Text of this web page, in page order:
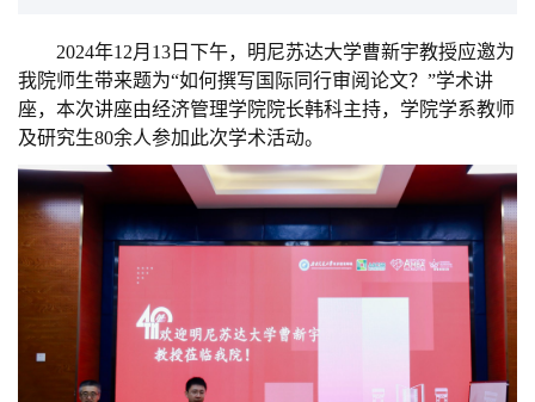
2024年12月13日下午，明尼苏达大学曹新宇教授应邀为
我院师生带来题为“如何撰写国际同行审阅论文？”学术讲
座， 本次讲座由经济管理学院院长韩科主持，学院学系教师
及研究生80余人参加此次学术活动。